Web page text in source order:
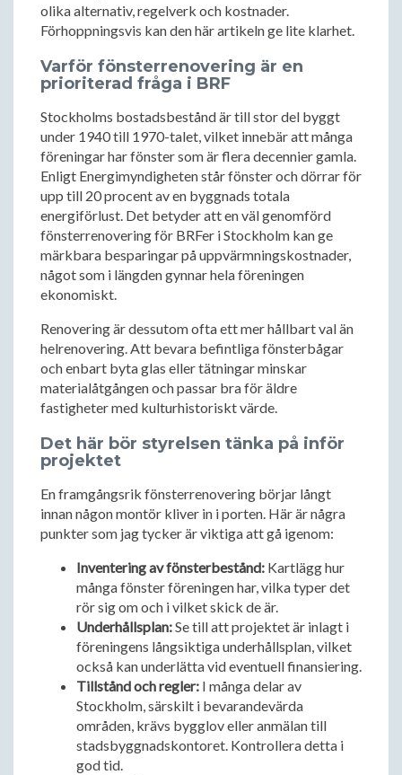
olika alternativ, regelverk och kostnader.
Förhoppningsvis kan den här artikeln ge lite klarhet.
Varför fönsterrenovering är en
prioriterad fråga i BRF
Stockholms bostadsbestånd är till stor del byggt
under 1940 till 1970-talet, vilket innebär att många
föreningar har fönster som är flera decennier gamla.
Enligt Energimyndigheten står fönster och dörrar för
upp till 20 procent av en byggnads totala
energiförlust. Det betyder att en väl genomförd
fönsterrenovering för BRFer i Stockholm kan ge
märkbara besparingar på uppvärmningskostnader,
något som i längden gynnar hela föreningen
ekonomiskt.
Renovering är dessutom ofta ett mer hållbart val än
helrenovering. Att bevara befintliga fönsterbågar
och enbart byta glas eller tätningar minskar
materialåtgången och passar bra för äldre
fastigheter med kulturhistoriskt värde.
Det här bör styrelsen tänka på inför
projektet
En framgångsrik fönsterrenovering börjar långt
innan någon montör kliver in i porten. Här är några
punkter som jag tycker är viktiga att gå igenom:
Inventering av fönsterbestånd: Kartlägg hur
många fönster föreningen har, vilka typer det
rör sig om och i vilket skick de är.
Underhållsplan:Se till att projektet är inlagt i
föreningens långsiktiga underhållsplan, vilket
också kan underlätta vid eventuell finansiering.
Tillstånd och regler: I många delar av
Stockholm, särskilt i bevarandevärda
områden, krävs bygglov eller anmälan till
stadsbyggnadskontoret. Kontrollera detta i
god tid.